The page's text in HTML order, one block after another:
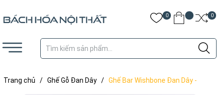
0 0
Trang chủ / Ghế Gỗ Đan Dây / Ghế Bar Wishbone Đan Dây -